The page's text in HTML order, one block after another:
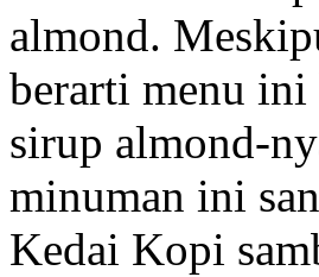
almond.
berarti menu ini
sirup almond-
minuman ini
Kedai Kopi